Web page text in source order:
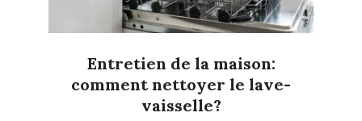
Entretien de la maison:
comment nettoyer le lave-
vaisselle?